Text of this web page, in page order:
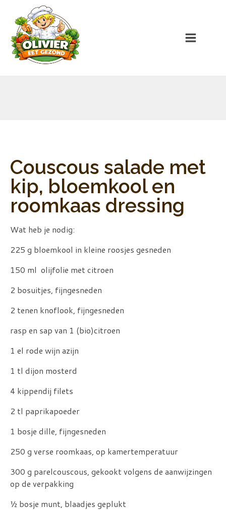
Couscous salade met
kip, bloemkool en
roomkaas dressing
Wat heb je nodig:
225 g bloemkool in kleine roosjes gesneden
150 ml olijfolie met citroen
2 bosuitjes, fijngesneden
2 tenen knoflook, fijngesneden
rasp en sap van 1 (bio)citroen
1 el rode wijn azijn
1 tl dijon mosterd
4 kippendij filets
2 tl paprikapoeder
1 bosje dille, fijngesneden
250 g verse roomkaas, op kamertemperatuur
300 g parelcouscous, gekookt volgens de aanwijzingen
op de verpakking
½ bosje munt, blaadjes geplukt